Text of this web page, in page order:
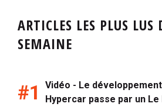
ARTICLES LES PLUS LUS
SEMAINE
Vidéo - Le
Hypercar passe par un